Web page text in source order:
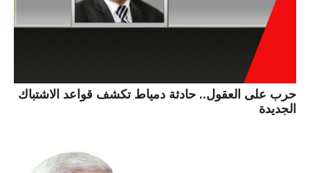
حرب على العقول.. حادثة دمياط تكشف قواعد الاشتباك
الجديدة